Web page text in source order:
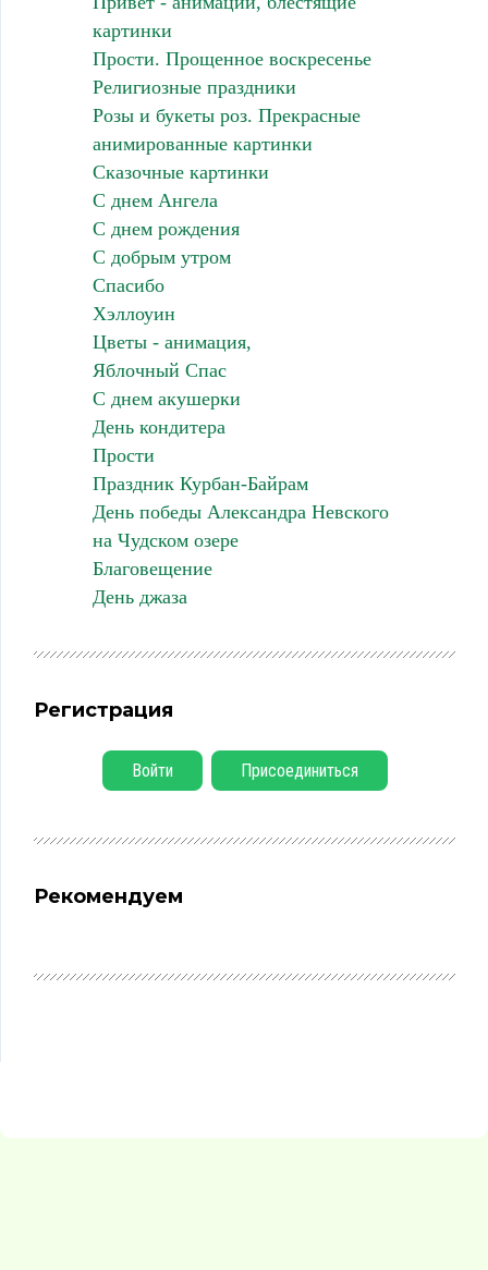
картинки
Прости. Прощенное воскресенье
Религиозные праздники
Розы и букеты роз. Прекрасные
анимированные картинки
Сказочные картинки
С днем Ангела
С днем рождения
С добрым утром
Спасибо
Хэллоуин
Цветы - анимация,
Яблочный Спас
С днем акушерки
День кондитера
Прости
Праздник Курбан-Байрам
День победы Александра Невского
на Чудском озере
Благовещение
День джаза
Регистрация
Войти Присоединиться
Рекомендуем